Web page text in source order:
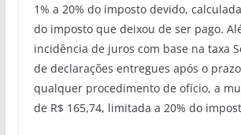
1% a 20% do imposto devido,
do imposto que deixou de ser pago.
incidência de juros com base na taxa
de declarações entregues após o
qualquer procedimento de ofício, a
de R$ 165,74, limitada a 20% do